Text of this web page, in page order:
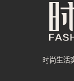
时尚生活